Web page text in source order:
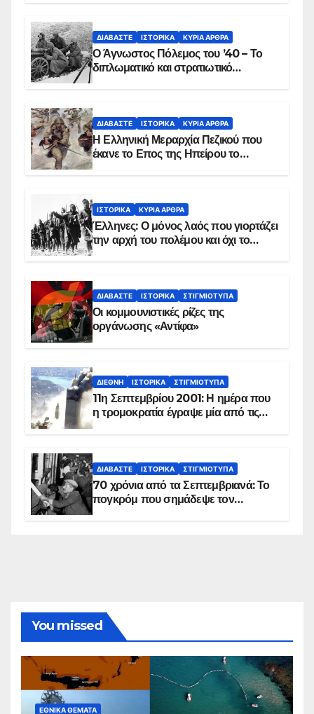
ΔΙΑΒΆΣΤΕ ΙΣΤΟΡΙΚΆ ΚΥΡΙΑ ΑΡΘΡΑ
Ο Άγνωστος Πόλεμος του ’40 – Το
διπλωματικό και στρατιωτικό
ΔΙΑΒΆΣΤΕ ΙΣΤΟΡΙΚΆ ΚΥΡΙΑ ΑΡΘΡΑ
Η Ελληνική Μεραρχία Πεζικού που
έκανε το Επος της Ηπείρου το
ΙΣΤΟΡΙΚΆ ΚΥΡΙΑ ΑΡΘΡΑ
Έλληνες: Ο μόνος λαός που γιορτάζει
την αρχή του πολέμου και όχι το
ΔΙΑΒΆΣΤΕ ΙΣΤΟΡΙΚΆ ΣΤΙΓΜΙΌΤΥΠΑ
Οι κομμουνιστικές ρίζες της
οργάνωσης «Αντίφα»
ΔΙΕΘΝΉ ΙΣΤΟΡΙΚΆ ΣΤΙΓΜΙΌΤΥΠΑ
11η Σεπτεμβρίου 2001: Η ημέρα που
η τρομοκρατία έγραψε μία από τις
ΔΙΑΒΆΣΤΕ ΙΣΤΟΡΙΚΆ ΣΤΙΓΜΙΌΤΥΠΑ
70 χρόνια από τα Σεπτεμβριανά: Το
πογκρόμ που σημάδεψε τον
You missed
ΕΘΝΙΚΆ ΘΈΜΑΤΑ